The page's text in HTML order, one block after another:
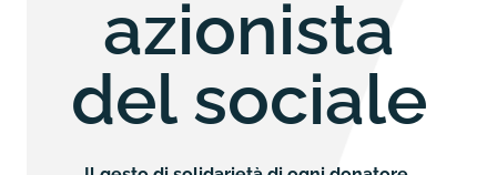
azionista
del sociale